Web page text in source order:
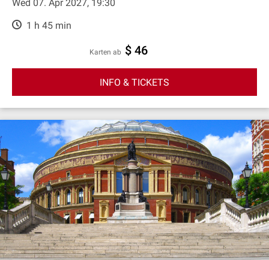
Wed 07. Apr 2027, 19:30
1 h 45 min
Karten ab $ 46
INFO & TICKETS